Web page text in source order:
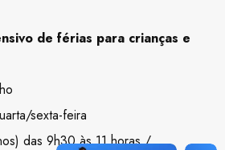
de férias para crianças e
sexta-feira
das 9h30 às 11 horas /